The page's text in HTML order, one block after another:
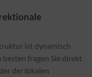
ist dynamisch
fragen Sie direkt
der lokalen